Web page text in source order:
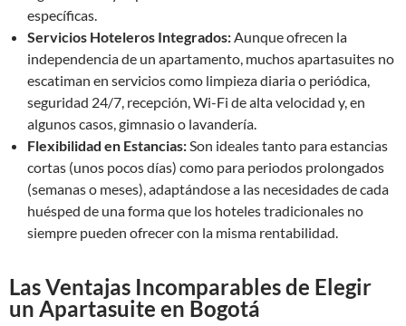
específicas.
Servicios Hoteleros Integrados:Aunque ofrecen la
independencia de un apartamento, muchos apartasuites no
escatiman en servicios como limpieza diaria o periódica,
seguridad 24/7, recepción, Wi-Fi de alta velocidad y, en
algunos casos, gimnasio o lavandería.
Flexibilidad en Estancias:Son ideales tanto para estancias
cortas (unos pocos días) como para periodos prolongados
(semanas o meses), adaptándose a las necesidades de cada
huésped de una forma que los hoteles tradicionales no
siempre pueden ofrecer con la misma rentabilidad.
Las Ventajas Incomparables de Elegir
un Apartasuite en Bogotá